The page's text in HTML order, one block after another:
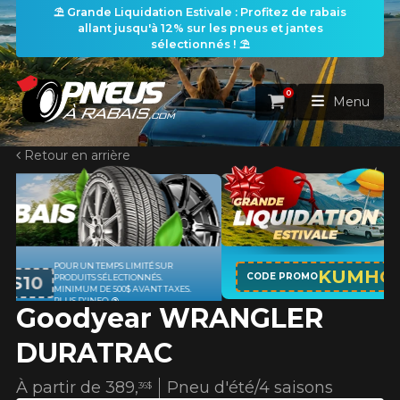
⛱️ Grande Liquidation Estivale : Profitez de rabais
allant jusqu'à 12% sur les pneus et jantes
sélectionnés ! ⛱️
ACCUEIL
PNEUS
RECHERCHE DE PNEUS VOIR TOUT
Rechercher par
Par dimensions Par véhicule
Recherche par dimensions
ROUES
RECHERCHE DE ROUES VOIR TOUT
ENSEMBLES
RECHERCHE D'ENSEMBLES
PROMOTIONS
Panier
0
Menu
Retour en arrière
Goodyear WRANGLER
DURATRAC
Pneu d'été/4 saisons
À partir de 389,36$
CODE PROMOKUMHO12
APPLICABLE SUR TOUT ACHAT DE 4
PNEUS DE MARQUE KUMHO* PLUS
D'INFO